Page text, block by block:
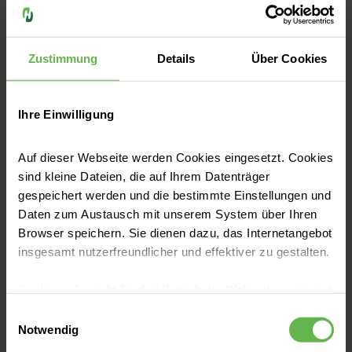
Zustimmung Details Über Cookies
Ihre Einwilligung
Auf dieser Webseite werden Cookies eingesetzt. Cookies
sind kleine Dateien, die auf Ihrem Datenträger
gespeichert werden und die bestimmte Einstellungen und
Daten zum Austausch mit unserem System über Ihren
Browser speichern. Sie dienen dazu, das Internetangebot
insgesamt nutzerfreundlicher und effektiver zu gestalten.
eingesetzt werden.
Notwendig
Pressemitteilungen
Neujahrsbaby 2026 im Helios Klinikum
Gifhorn: Lio erblickt das Licht der Welt
Pünktlich zum Jahresbeginn erblickte im
Helios Klinikum Gifhorn das erste
Neujahrsbaby des Jahres 2026 das Licht der
geboren und brachte mit einem Gewicht von
Zentimetern den ersten Neubeginn des